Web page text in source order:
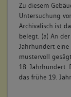
Zu diesem
Untersuchung
Archivalisch ist
belegt. (a) An
Jahrhundert
mustervoll
18. Jahrhundert.
das frühe 19.